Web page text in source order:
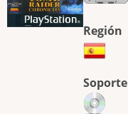
Región
Soporte